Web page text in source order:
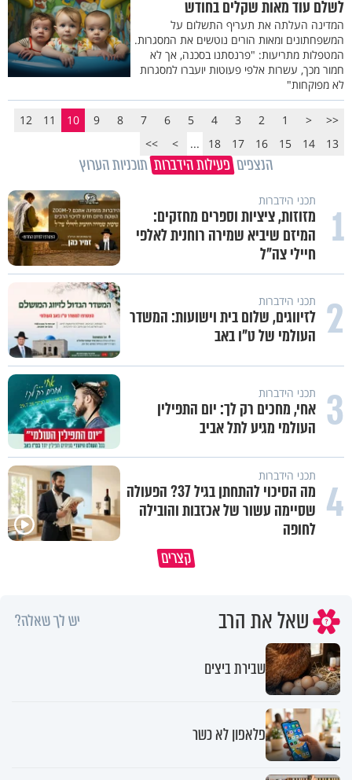
לשלם עוד מאות שקלים בחודש
המדינה העלתה את תעריף התשלום על
המשפחתונים ומאות הורים נוטשים את המסגרות.
המטפלות מתריעות: "פרנסתנו בסכנה, אך לא
חמור מכך, עשרות אלפי פעוטות יועברו למסגרות
לא מפוקחות"
<<
<
1
2
3
4
5
6
7
8
9
10
11
12
13
14
15
16
17
18
...
>
>>
הנצפים פעילות הידברות תוכניות הערוץ
1 תכני הידברות
מזוזות, ציציות וספרים מחזקים:
המיזם שיביא שמירה רוחנית לאלפי
חיילי צה"ל
2 תכני הידברות
לזיווגים, שלום בית וישועות: המשדר
העולמי של ט"ו באב
3 תכני הידברות
אחי, מחכים רק לך: יום התפילין
העולמי מגיע לתל אביב
4 תכני הידברות
מה הסיכוי להתחתן בגיל 37? הפעולה
שסיימה עשור של אכזבות והובילה
לחופה
קצרים
האם אפשר להפוך קללה לברכה?
תהיו אהרון הכהן - תשכינו שלום
שאל את הרב יש לך שאלה?
שבירת ביצים
פלאפון לא כשר